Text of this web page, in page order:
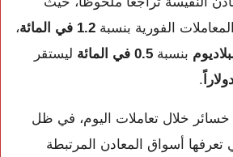
الفورية بنسبة 1.2 في المائة
،
بنسبة 0.5 في المائة
ليستقر
.
خسائر خلال تعاملات اليوم، في ظل
تعرفها أسواق المعادن المرتبطة